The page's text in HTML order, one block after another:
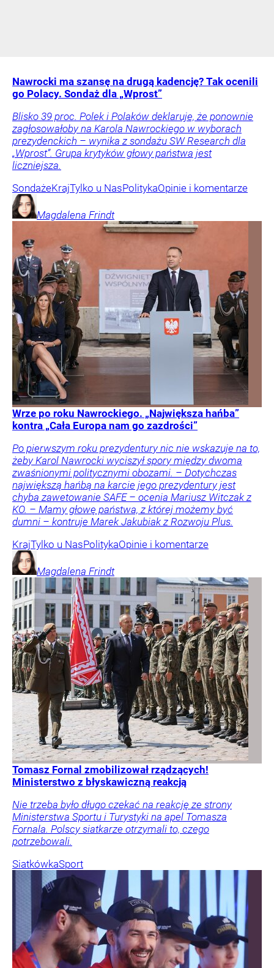
Nawrocki ma szansę na drugą kadencję? Tak ocenili
go Polacy. Sondaż dla „Wprost”
Blisko 39 proc. Polek i Polaków deklaruje, że ponownie
zagłosowałoby na Karola Nawrockiego w wyborach
prezydenckich – wynika z sondażu SW Research dla
„Wprost”. Grupa krytyków głowy państwa jest
liczniejsza.
SondażeKrajTylko u NasPolitykaOpinie i komentarze
Magdalena Frindt
Wrze po roku Nawrockiego. „Największa hańba”
kontra „Cała Europa nam go zazdrości”
Po pierwszym roku prezydentury nic nie wskazuje na to,
żeby Karol Nawrocki wyciszył spory między dwoma
zwaśnionymi politycznymi obozami. – Dotychczas
największą hańbą na karcie jego prezydentury jest
chyba zawetowanie SAFE – ocenia Mariusz Witczak z
KO. – Mamy głowę państwa, z której możemy być
dumni – kontruje Marek Jakubiak z Rozwoju Plus.
KrajTylko u NasPolitykaOpinie i komentarze
Magdalena Frindt
Tomasz Fornal zmobilizował rządzących!
Ministerstwo z błyskawiczną reakcją
Nie trzeba było długo czekać na reakcję ze strony
Ministerstwa Sportu i Turystyki na apel Tomasza
Fornala. Polscy siatkarze otrzymali to, czego
potrzebowali.
SiatkówkaSport